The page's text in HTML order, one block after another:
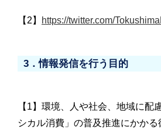
【2】 https://twitter.com/
3．情報発信を行う目的
【1】環境、人や社会、地域に配
シカル消費」の普及推進にかか